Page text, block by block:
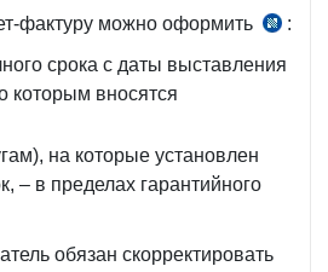
фактуру можно оформить
п.
41
:
срока с даты выставления
которым вносятся
на которые установлен
– в пределах гарантийного
обязан скорректировать